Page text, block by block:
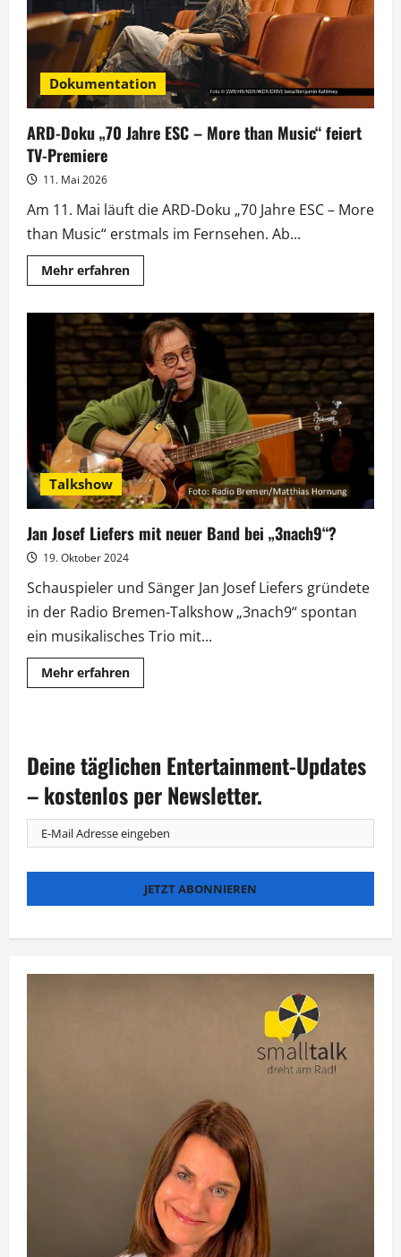
Dokumentation
ARD-Doku „70 Jahre ESC – More than Music“ feiert
TV-Premiere
11. Mai 2026
Am 11. Mai läuft die ARD-Doku „70 Jahre ESC – More
than Music“ erstmals im Fernsehen. Ab...
Mehr erfahrenMehr
Informationen
Doku
„70
Jahre
ESC
–
More
than
Music“
feiert
TV-
Premiere
Talkshow
Jan Josef Liefers mit neuer Band bei „3nach9“?
19. Oktober 2024
Schauspieler und Sänger Jan Josef Liefers gründete
in der Radio Bremen-Talkshow „3nach9“ spontan
ein musikalisches Trio mit...
Mehr erfahrenMehr
Informationen
neuer
Band
„3nach9“?
Deine täglichen Entertainment-Updates
– kostenlos per Newsletter.